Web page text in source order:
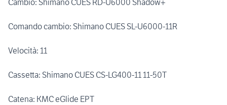
Cambio: Shimano CUES RD-U6000 Shadow+
Comando cambio: Shimano CUES SL-U6000-11R
Velocità: 11
Cassetta: Shimano CUES CS-LG400-11 11-50T
Catena: KMC eGlide EPT